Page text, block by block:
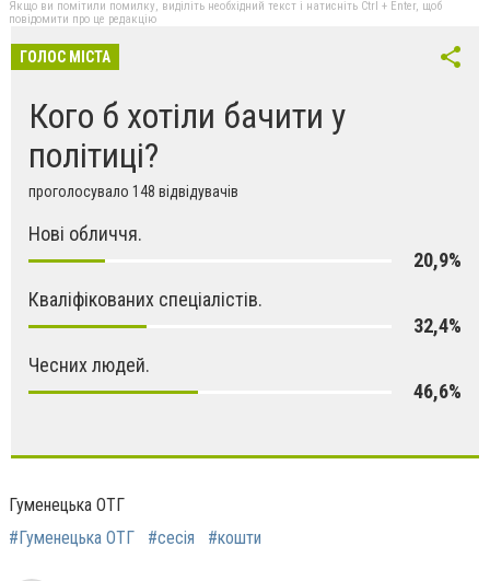
Якщо ви помітили помилку, виділіть необхідний текст і натисніть Ctrl + Enter, щоб
повідомити про це редакцію
ГОЛОС МІСТА
Кого б хотіли бачити у
політиці?
проголосувало 148 відвідувачів
Нові обличчя.
20,9%
Кваліфікованих спеціалістів.
32,4%
Чесних людей.
46,6%
Гуменецька ОТГ
#Гуменецька ОТГ
#сесія #кошти